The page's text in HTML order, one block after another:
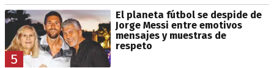
5
El planeta fútbol se despide de
Jorge Messi entre emotivos
mensajes y muestras de
respeto